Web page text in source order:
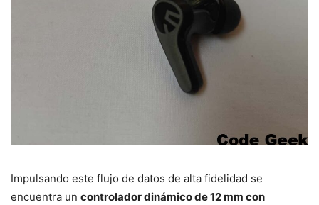
Impulsando este flujo de datos de alta fidelidad se
encuentra un controlador dinámico de 12 mm con